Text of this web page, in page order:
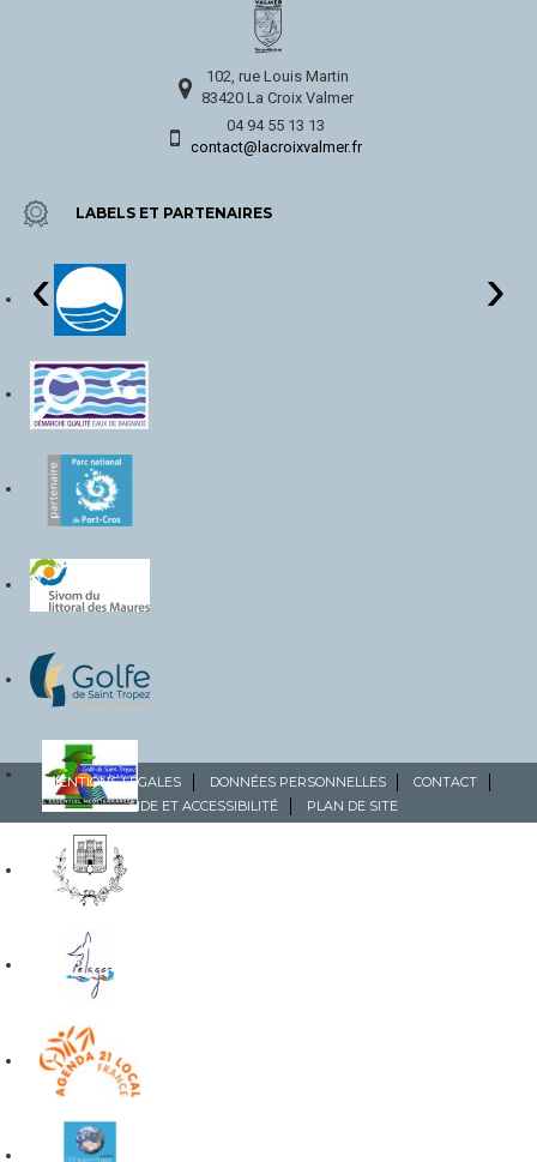
102, rue Louis Martin
83420 La Croix Valmer
04 94 55 13 13
contact@lacroixvalmer.fr
LABELS ET PARTENAIRES
‹ ›
MENTIONS LÉGALES DONNÉES PERSONNELLES
CONTACT
AIDE ET ACCESSIBILITÉ
PLAN DE SITE